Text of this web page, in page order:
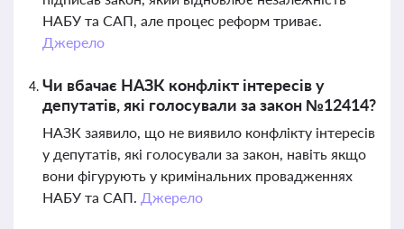
НАБУ та САП, але процес реформ триває.
Джерело
Чи вбачає НАЗК конфлікт інтересів у
депутатів, які голосували за закон №12414?
НАЗК заявило, що не виявило конфлікту інтересів
у депутатів, які голосували за закон, навіть якщо
вони фігурують у кримінальних провадженнях
НАБУ та САП. Джерело